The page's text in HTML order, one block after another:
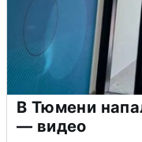
В Тюмени
— видео